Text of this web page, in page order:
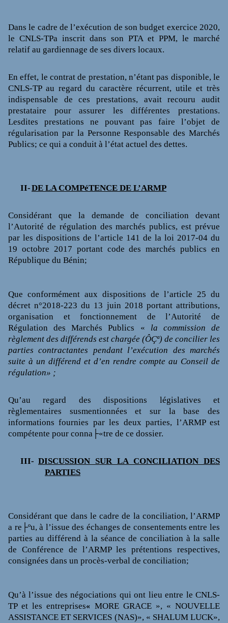
Dans le cadre de l’exécution de son budget exercice 2020,
le CNLS-TPa inscrit dans son PTA et PPM, le marché
relatif au gardiennage de ses divers locaux.
En effet, le contrat de prestation, n’étant pas disponible, le
CNLS-TP au regard du caractère récurrent, utile et très
indispensable de ces prestations, avait recouru audit
prestataire pour assurer les différentes prestations.
Lesdites prestations ne pouvant pas faire l’objet de
régularisation par la Personne Responsable des Marchés
Publics; ce qui a conduit à l’état actuel des dettes.
II-DE LA COMPéTENCE DE L’ARMP
Considérant que la demande de conciliation devant
l’Autorité de régulation des marchés publics, est prévue
par les dispositions de l’article 141 de la loi 2017-04 du
19 octobre 2017 portant code des marchés publics en
République du Bénin;
Que conformément aux dispositions de l’article 25 du
décret n°2018-223 du 13 juin 2018 portant attributions,
organisation et fonctionnement de l’Autorité de
Régulation des Marchés Publics « la commission de
règlement des différends est chargée (ÔÇª) de concilier les
parties contractantes pendant l’exécution des marchés
suite à un différend et d’en rendre compte au Conseil de
régulation» ;
Qu’au regard des dispositions législatives et
règlementaires susmentionnées et sur la base des
informations fournies par les deux parties, l’ARMP est
compétente pour conna├«tre de ce dossier.
III- DISCUSSION SUR LA CONCILIATION DES
PARTIES
Considérant que dans le cadre de la conciliation, l’ARMP
a re├ºu, à l’issue des échanges de consentements entre les
parties au différend à la séance de conciliation à la salle
de Conférence de l’ARMP les prétentions respectives,
consignées dans un procès-verbal de conciliation;
Qu’à l’issue des négociations qui ont lieu entre le CNLS-
TP et lesentreprises« MORE GRACE », « NOUVELLE
ASSISTANCE ET SERVICES (NAS)», « SHALUM LUCK»,